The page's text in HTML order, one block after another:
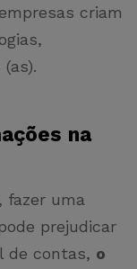
criam
na
fazer uma
prejudicar
de contas, o